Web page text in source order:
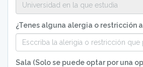
¿Tenes alguna alergia o restricción
Sala (Solo se puede optar por una